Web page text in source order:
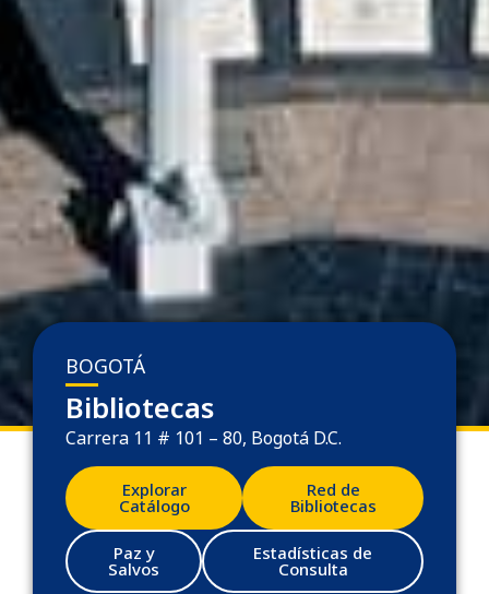
BOGOTÁ
Bibliotecas
Carrera 11 # 101 – 80, Bogotá D.C.
Explorar
Catálogo
Red de
Bibliotecas
Paz y
Salvos
Estadísticas de
Consulta